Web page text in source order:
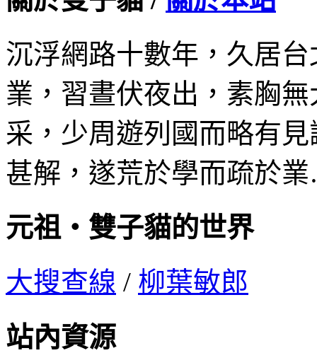
沉浮網路十數年，久居
業，習晝伏夜出，素胸
采，少周遊列國而略有
甚解，遂荒於學而疏於
元祖‧雙子貓的世界
大搜查線 / 柳葉敏郎
站內資源